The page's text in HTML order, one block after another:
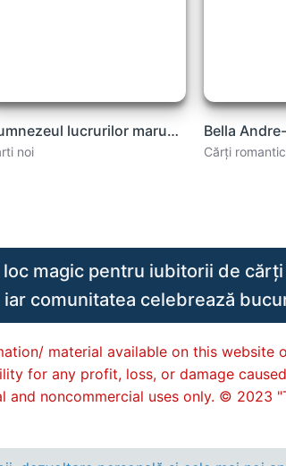
Dumnezeul lucrurilor marunte- Arundhati Roy .PDF
noi Cărți
magic pentru iubitorii de
comunitatea celebrează
material available on this
for any profit, loss, or damage
noncommercial uses only. © 2023